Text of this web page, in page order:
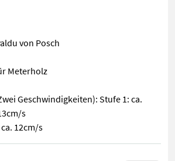
von Posch
Meterholz
Geschwindigkeiten): Stufe 1: ca.
s
12cm/s
von Posch - Stehendspalter für